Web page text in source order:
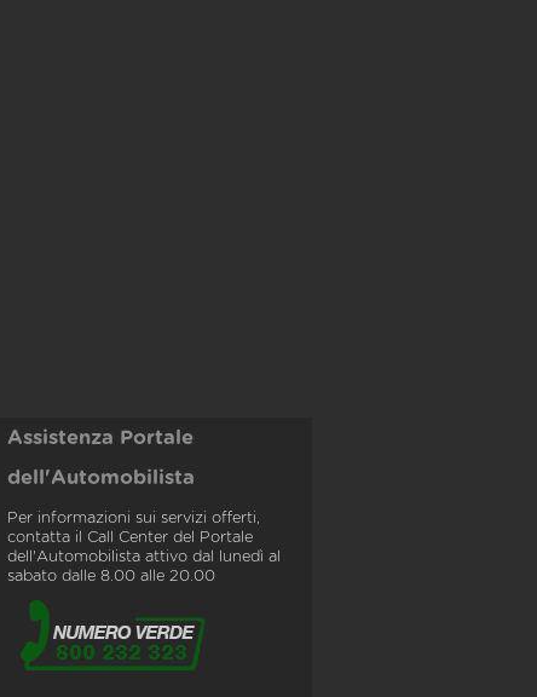
Assistenza Portale
dell'Automobilista
Per informazioni sui servizi offerti,
contatta il Call Center del Portale
dell'Automobilista attivo dal lunedì al
sabato dalle 8.00 alle 20.00